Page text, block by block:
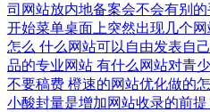
司网站放内地备案会不会有别
开始菜单桌面上突然出现几个
怎么 什么网站可以自由发表自
品的专业网站 有什么网站对青
不要稿费 橙速的网站优化做的
小酸封量是增加网站收录的前提